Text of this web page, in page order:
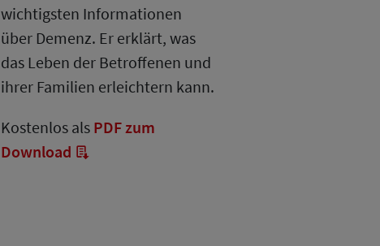
wichtigsten Informationen
über Demenz. Er erklärt, was
das Leben der Betroffenen und
ihrer Familien erleichtern kann.
Kostenlos als PDF zum
Download